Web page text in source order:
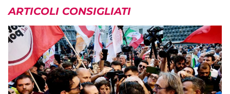
ARTICOLI CONSIGLIATI